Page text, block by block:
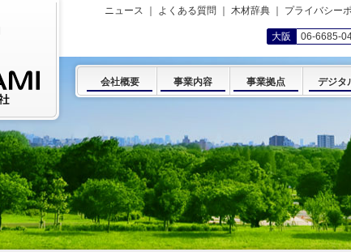
ニュース よくある質問 木材辞典 プライバシー
大阪 06-6685-
会社概要 事業内容 事業拠点 デジタ